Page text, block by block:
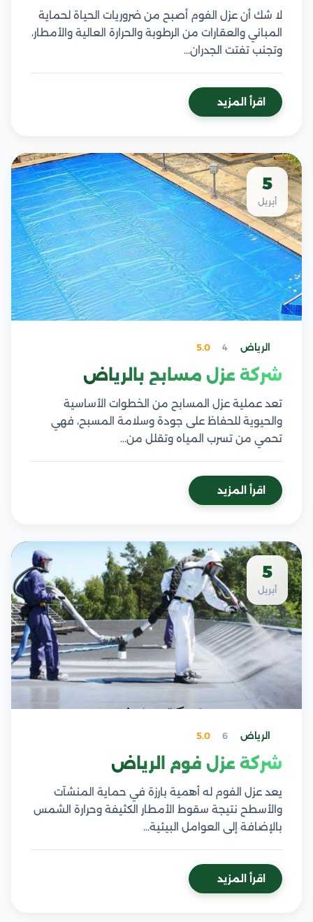
لا شك أن عزل الفوم أصبح من ضروريات الحياة لحماية
المباني والعقارات من الرطوبة والحرارة العالية والأمطار،
وتجنب تفتت الجدران…
اقرأ المزيد
5
أبريل
الرياض 4
5.0
شركة عزل مسابح بالرياض
تعد عملية عزل المسابح من الخطوات الأساسية
والحيوية للحفاظ على جودة وسلامة المسبح، فهي
تحمي من تسرب المياه وتقلل من…
اقرأ المزيد
5
أبريل
الرياض 6
5.0
شركة عزل فوم الرياض
يعد عزل الفوم له أهمية بارزة في حماية المنشآت
والأسطح نتيجة سقوط الأمطار الكثيفة وحرارة الشمس
بالإضافة إلى العوامل البيئية…
اقرأ المزيد